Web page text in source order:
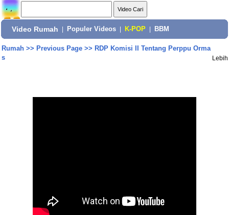
Video Rumah Populer Videos K-POP BBM
Rumah>> Previous Page>> RDP Komisi II Tentang Perppu Orma
s
Lebih